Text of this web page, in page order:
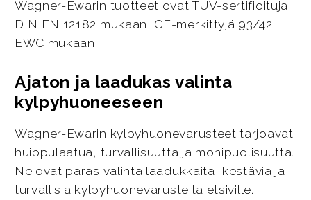
Wagner-Ewarin tuotteet ovat TÜV-sertifioituja
DIN EN 12182 mukaan, CE-merkittyjä 93/42
EWC mukaan.
Ajaton ja laadukas valinta
kylpyhuoneeseen
Wagner-Ewarin kylpyhuonevarusteet tarjoavat
huippulaatua, turvallisuutta ja monipuolisuutta.
Ne ovat paras valinta laadukkaita, kestäviä ja
turvallisia kylpyhuonevarusteita etsiville.